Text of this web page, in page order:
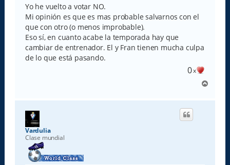
s
a
j
e
Yo he vuelto a votar NO.
Mi opinión es que es mas probable salvarnos con el
que con otro (o menos improbable).
Eso sí, en cuanto acabe la temporada hay que
cambiar de entrenador. El y Fran tienen mucha culpa
de lo que está pasando.
0x
r
Vardulia
Clase mundial